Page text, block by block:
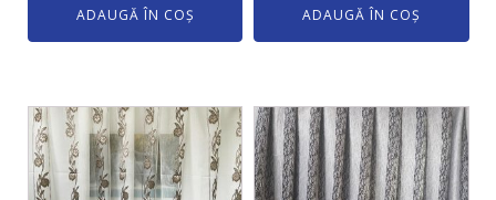
ADAUGĂ ÎN COȘ ADAUGĂ ÎN COȘ